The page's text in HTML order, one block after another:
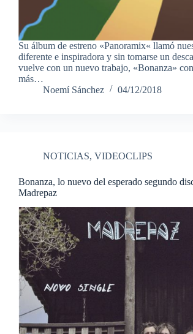
Su álbum de estreno «Panoramix« llamó
diferente e inspiradora y sin tomarse un
vuelve con un nuevo trabajo, «Bonanza»
más…
Noemí Sánchez
04/12/2018
NOTICIAS, VIDEOCLIPS
Bonanza, lo nuevo del esperado segundo
Madrepaz